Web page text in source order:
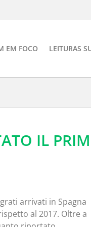
EM FOCO LEITURAS
IL
arrivati in Spagna
al 2017. Oltre a